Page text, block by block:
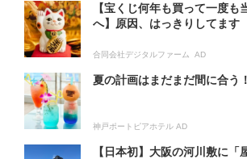
【宝くじ何年も買って一度も
へ】原因、はっきりしてます
合同会社デジタルファーム AD
夏の計画はまだまだ間に合う！
神戸ポートピアホテル AD
【日本初】大阪の河川敷に「